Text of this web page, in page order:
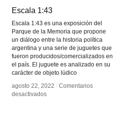
Escala 1:43
Escala 1:43 es una exposición del
Parque de la Memoria que propone
un diálogo entre la historia política
argentina y una serie de juguetes que
fueron producidos/comercializados en
el país. El juguete es analizado en su
carácter de objeto lúdico
agosto 22, 2022 / Comentarios
desactivadosen
Escala 1:43
agosto 22, 2022 / Comentarios
desactivadosen